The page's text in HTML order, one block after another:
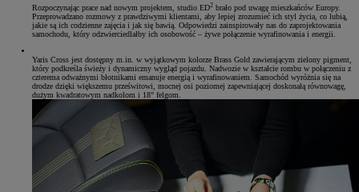
Rozpoczynając prace nad nowym projektem, studio ED2 brało pod uwagę mieszkańców Europy.
Przeprowadzano rozmowy z prawdziwymi klientami, aby lepiej zrozumieć ich styl życia, co lubią,
jakie są ich codzienne zajęcia i jak się bawią. Odpowiedzi zainspirowały nas do zaprojektowania
samochodu, który odzwierciedlałby ich osobowość – żywe połączenie wyrafinowania i energii.
Yaris Cross jest dostępny m.in. w wyjątkowym kolorze Brass Gold zawierającym zielony pigment,
który podkreśla świeży i dynamiczny wygląd pojazdu. Nadwozie w kształcie rombu w połączeniu z
czterema odważnymi błotnikami emanuje energią i wyrafinowaniem. Samochód wyróżnia się na
drodze dzięki większemu prześwitowi, mocnej osi poziomej zapewniającej doskonałą równowagę,
dużym kwadratowym nadkolom i 18" felgom.